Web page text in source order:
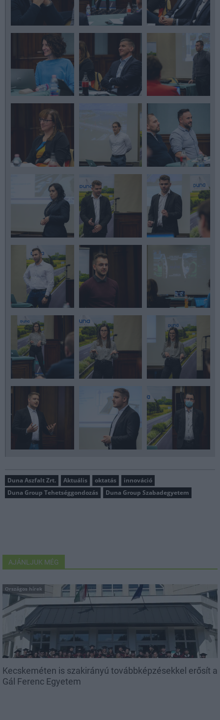
Duna Aszfalt Zrt. Aktuális oktatás
innováció
Duna Group Tehetséggondozás
Duna Group Szabadegyetem
AJÁNLJUK MÉG
Országos hírek
Kecskeméten is szakirányú továbbképzésekkel erősít a
Gál Ferenc Egyetem